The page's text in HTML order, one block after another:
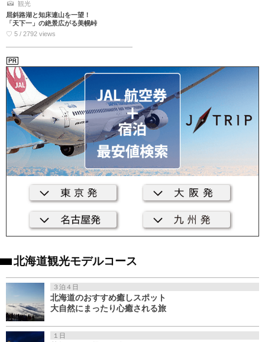
観光
屈斜路湖と知床連山を一望！
「天下一」の絶景広がる美幌峠
♡ 5 / 2792 views
北海道観光モデルコース
３泊４日
北海道のおすすめ癒しスポット
大自然にまったり心癒される旅
１日